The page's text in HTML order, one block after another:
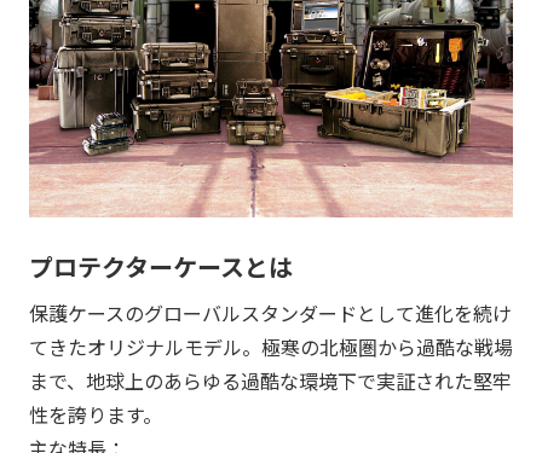
プロテクターケースとは
保護ケースのグローバルスタンダードとして進化を続け
てきたオリジナルモデル。極寒の北極圏から過酷な戦場
まで、地球上のあらゆる過酷な環境下で実証された堅牢
性を誇ります。